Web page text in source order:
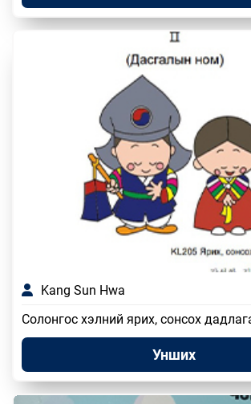
Kang Sun Hwa
Солонгос хэлний ярих, сонсох
Унших